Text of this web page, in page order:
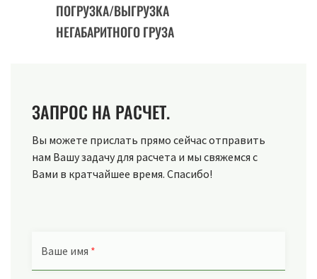
ПОГРУЗКА/ВЫГРУЗКА
НЕГАБАРИТНОГО ГРУЗА
ЗАПРОС НА РАСЧЕТ.
Вы можете прислать прямо сейчас отправить
нам Вашу задачу для расчета и мы свяжемся с
Вами в кратчайшее время. Спасибо!
Ваше имя *